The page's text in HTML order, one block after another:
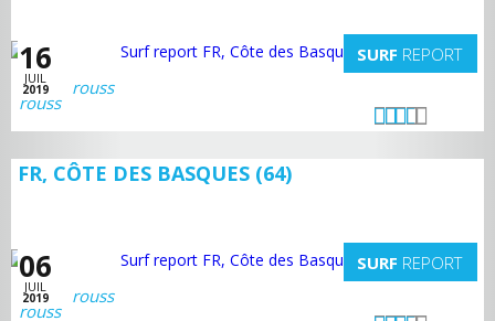
16
JUIL
2019
SURF REPORT
rouss
FR, CÔTE DES BASQUES (64)
06
JUIL
2019
SURF REPORT
rouss